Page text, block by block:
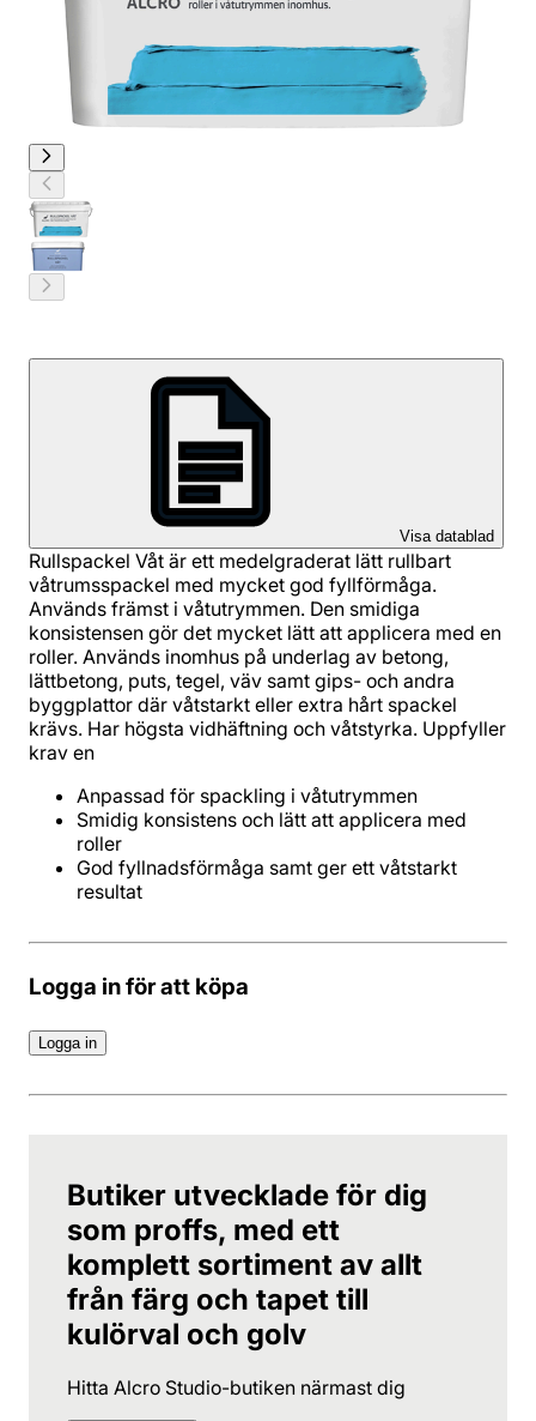
Visa datablad
Rullspackel Våt är ett medelgraderat lätt rullbart
våtrumsspackel med mycket god fyllförmåga.
Används främst i våtutrymmen. Den smidiga
konsistensen gör det mycket lätt att applicera med en
roller. Används inomhus på underlag av betong,
lättbetong, puts, tegel, väv samt gips- och andra
byggplattor där våtstarkt eller extra hårt spackel
krävs. Har högsta vidhäftning och våtstyrka. Uppfyller
krav en
Anpassad för spackling i våtutrymmen
Smidig konsistens och lätt att applicera med
roller
God fyllnadsförmåga samt ger ett våtstarkt
resultat
Logga in för att köpa
Logga in
Butiker utvecklade för dig
som proffs, med ett
komplett sortiment av allt
från färg och tapet till
kulörval och golv
Hitta Alcro Studio-butiken närmast dig